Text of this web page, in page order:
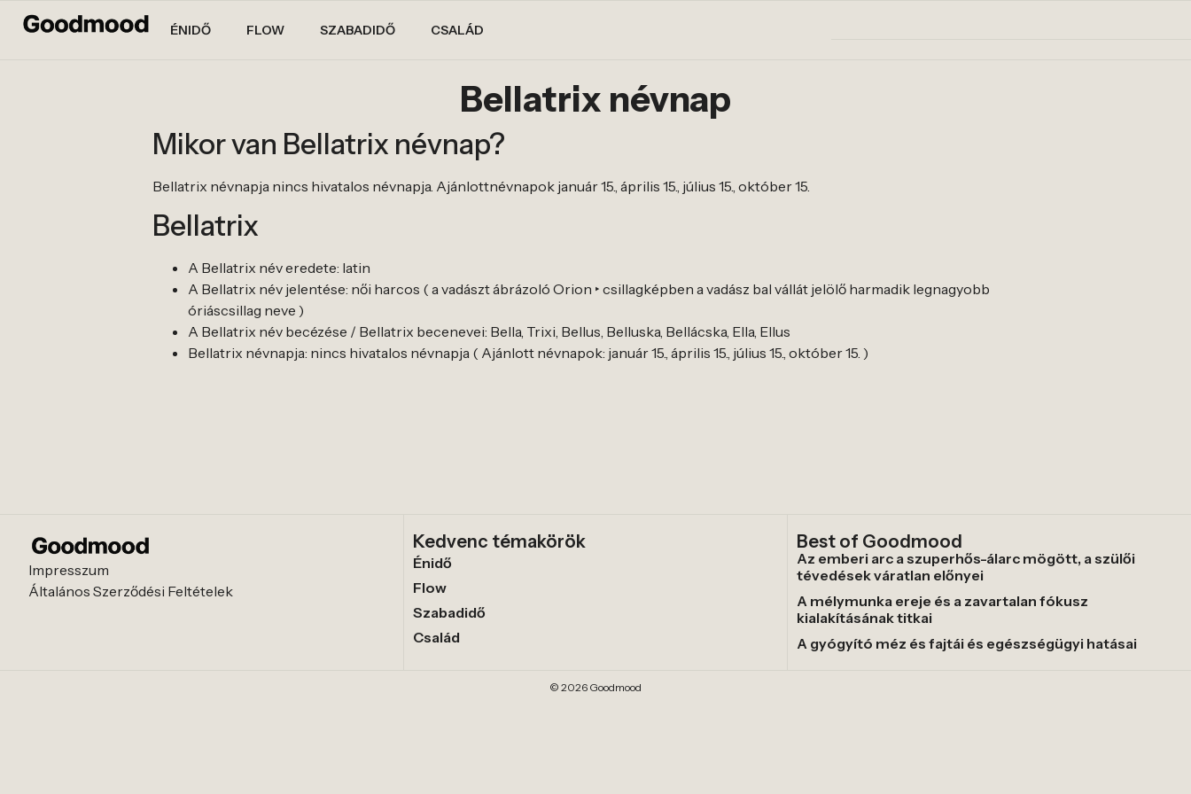
ÉNIDŐ FLOW SZABADIDŐ CSALÁD
Bellatrix névnap
Mikor van Bellatrix névnap?
Bellatrix névnapja nincs hivatalos névnapja. Ajánlottnévnapok január 15., április 15., július 15., október 15.
Bellatrix
A Bellatrix név eredete: latin
A Bellatrix név jelentése: női harcos ( a vadászt ábrázoló Orion ‣ csillagképben a vadász bal vállát jelölő harmadik legnagyobb
óriáscsillag neve )
A Bellatrix név becézése / Bellatrix becenevei: Bella, Trixi, Bellus, Belluska, Bellácska, Ella, Ellus
Bellatrix névnapja: nincs hivatalos névnapja ( Ajánlott névnapok: január 15., április 15., július 15., október 15. )
Impresszum
Általános Szerződési Feltételek
Kedvenc témakörök
Énidő
Flow
Szabadidő
Család
Best of Goodmood
Az emberi arc a szuperhős-álarc mögött, a szülői
tévedések váratlan előnyei
A mélymunka ereje és a zavartalan fókusz
kialakításának titkai
A gyógyító méz és fajtái és egészségügyi hatásai
© 2026 Goodmood